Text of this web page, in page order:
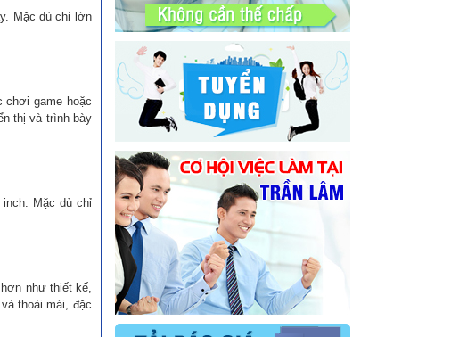
Mặc dù chỉ lớn
game hoặc
thị và trình bày
Mặc dù chỉ
như thiết kế,
thoải mái, đặc